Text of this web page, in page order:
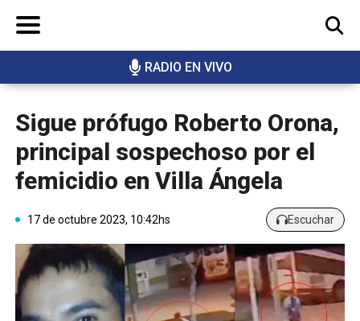
RADIO EN VIVO
BUSCAR
Sigue prófugo Roberto Orona,
principal sospechoso por el
femicidio en Villa Ángela
17 de octubre 2023, 10:42hs Escuchar